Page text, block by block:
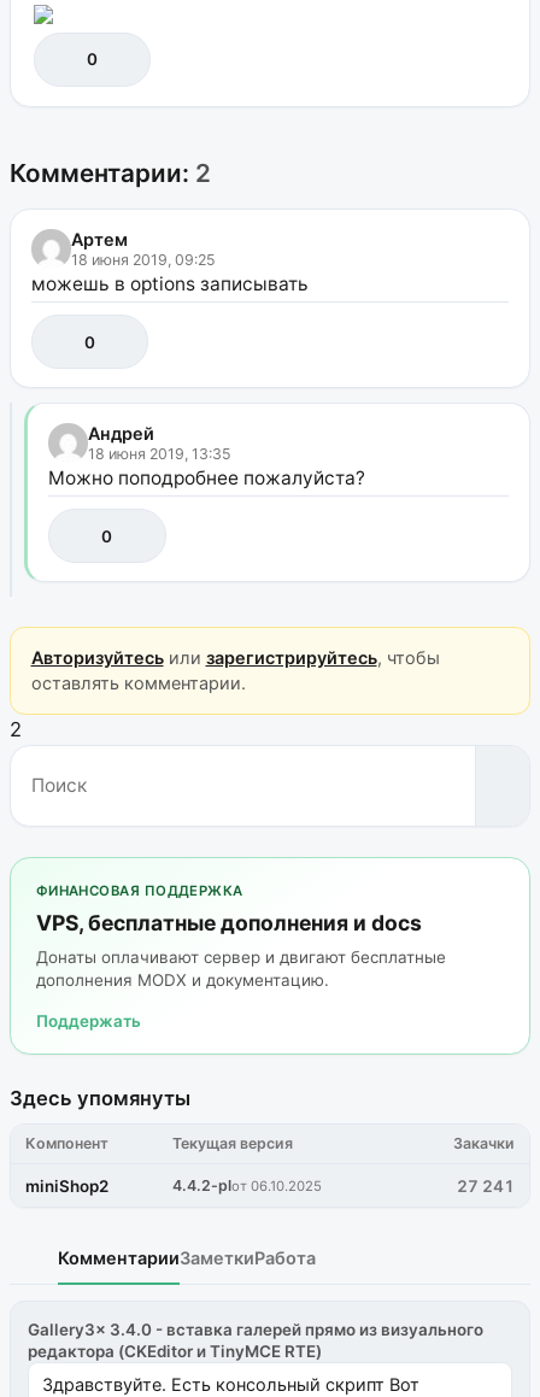
0
Комментарии: 2
Артем
18 июня 2019, 09:25
можешь в options записывать
0
Андрей
18 июня 2019, 13:35
Можно поподробнее пожалуйста?
0
Авторизуйтесьили зарегистрируйтесь, чтобы
оставлять комментарии.
2
ФИНАНСОВАЯ ПОДДЕРЖКА
VPS, бесплатные дополнения и docs
Донаты оплачивают сервер и двигают бесплатные
дополнения MODX и документацию.
Поддержать
Здесь упомянуты
Компонент Текущая версия Закачки
miniShop2 4.4.2-plот 06.10.2025 27 241
КомментарииЗаметкиРабота
Gallery3x 3.4.0 - вставка галерей прямо из визуального
редактора (CKEditor и TinyMCE RTE)
Здравствуйте. Есть консольный скрипт Вот